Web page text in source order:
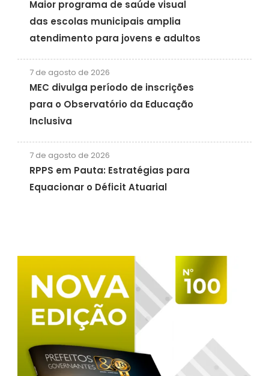
Maior programa de saúde visual
das escolas municipais amplia
atendimento para jovens e adultos
7 de agosto de 2026
MEC divulga período de inscrições
para o Observatório da Educação
Inclusiva
7 de agosto de 2026
RPPS em Pauta: Estratégias para
Equacionar o Déficit Atuarial